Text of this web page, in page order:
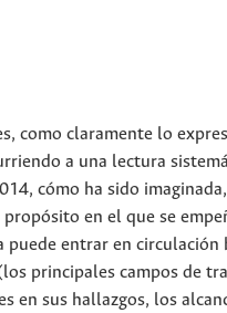
como claramente lo
a una lectura
cómo ha sido
en el que se
entrar en
principales campos de
en sus hallazgos, los